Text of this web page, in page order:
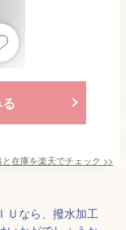
在庫を楽天でチェック >>
Ｕなら、撥水加工